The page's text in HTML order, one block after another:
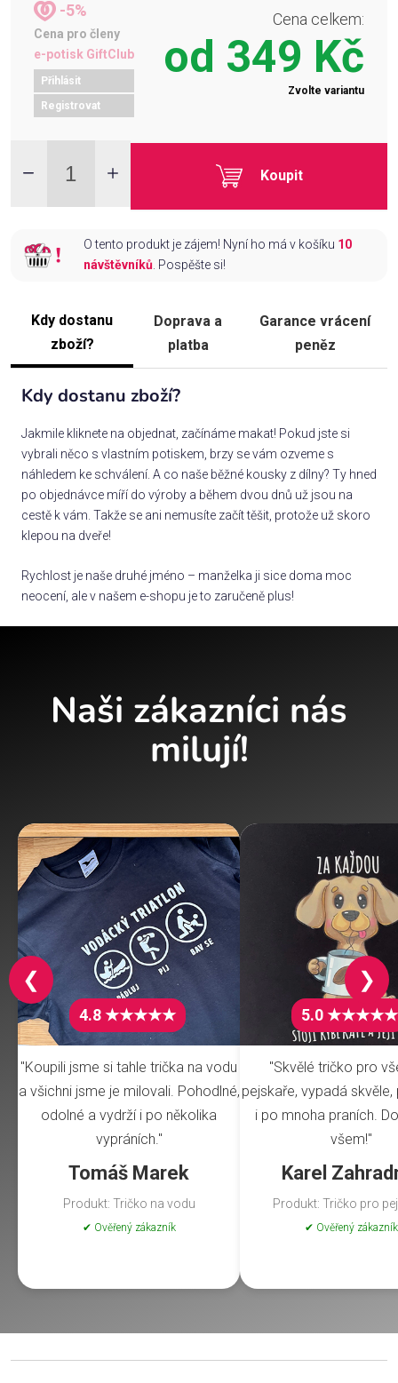
-5%
Cena pro členy
e-potisk GiftClub
Přihlásit
Registrovat
Cena celkem:
od 349 Kč
Zvolte variantu
Koupit
O tento produkt je zájem! Nyní ho má v košíku 10
návštěvníků. Pospěšte si!
Kdy dostanu
zboží?
Doprava a
platba
Garance vrácení
peněz
Kdy dostanu zboží?
Jakmile kliknete na objednat, začínáme makat! Pokud jste si
vybrali něco s vlastním potiskem, brzy se vám ozveme s
náhledem ke schválení. A co naše běžné kousky z dílny? Ty hned
po objednávce míří do výroby a během dvou dnů už jsou na
cestě k vám. Takže se ani nemusíte začít těšit, protože už skoro
klepou na dveře!
Rychlost je naše druhé jméno – manželka ji sice doma moc
neocení, ale v našem e-shopu je to zaručeně plus!
Naši zákazníci nás
milují!
4.8 ★★★★★
"Koupili jsme si tahle trička na vodu
a všichni jsme je milovali. Pohodlné,
odolné a vydrží i po několika
vypráních."
Tomáš Marek
Produkt: Tričko na vodu
✔ Ověřený zákazník
5.0 ★★★★★
"Skvělé tričko pro
pejskaře, vypadá
i po mnoha praních.
všem!"
Karel
Produkt: Tričko pro
✔ Ověřený zákazník
❮ ❯